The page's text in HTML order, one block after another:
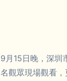
9月15日晚，深圳
名觀眾現場觀看